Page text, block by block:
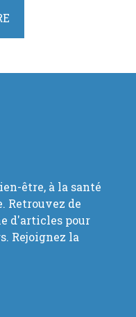
être, à la santé
Retrouvez de
d'articles pour
Rejoignez la